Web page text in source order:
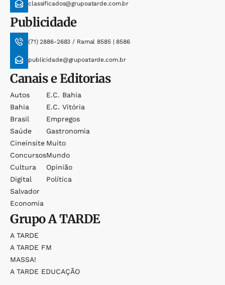
classificados@grupoatarde.com.br
Publicidade
(71) 2886-2683 / Ramal 8585 | 8586
publicidade@grupoatarde.com.br
Canais e Editorias
Autos
Bahia
Brasil
Saúde
Cineinsite
Concursos
Cultura
Digital
Salvador
Economia
E.c. Bahia
E.c. Vitória
Empregos
Gastronomia
Muito
Mundo
Opinião
Política
GrupoA TARDE
A TARDE
A TARDE FM
MASSA!
A TARDE EDUCAÇÃO